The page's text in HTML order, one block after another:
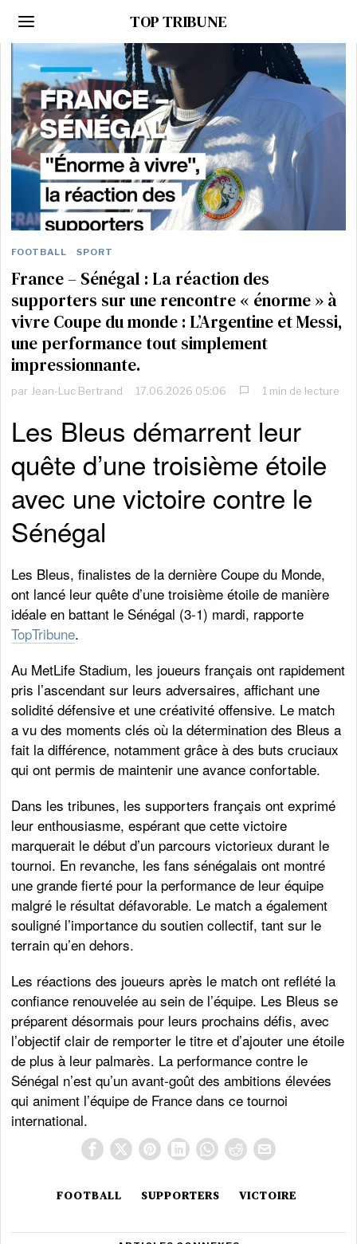
TOP TRIBUNE
FOOTBALL · SPORT
France – Sénégal : La réaction des
supporters sur une rencontre « énorme » à
vivre Coupe du monde : L’Argentine et Messi,
une performance tout simplement
impressionnante.
par Jean-Luc Bertrand 17.06.2026 05:06 1 min de lecture
Les Bleus démarrent leur
quête d’une troisième étoile
avec une victoire contre le
Sénégal
Les Bleus, finalistes de la dernière Coupe du Monde,
ont lancé leur quête d’une troisième étoile de manière
idéale en battant le Sénégal (3-1) mardi, rapporte
TopTribune.
Au MetLife Stadium, les joueurs français ont rapidement
pris l’ascendant sur leurs adversaires, affichant une
solidité défensive et une créativité offensive. Le match
a vu des moments clés où la détermination des Bleus a
fait la différence, notamment grâce à des buts cruciaux
qui ont permis de maintenir une avance confortable.
Dans les tribunes, les supporters français ont exprimé
leur enthousiasme, espérant que cette victoire
marquerait le début d’un parcours victorieux durant le
tournoi. En revanche, les fans sénégalais ont montré
une grande fierté pour la performance de leur équipe
malgré le résultat défavorable. Le match a également
souligné l’importance du soutien collectif, tant sur le
terrain qu’en dehors.
Les réactions des joueurs après le match ont reflété la
confiance renouvelée au sein de l’équipe. Les Bleus se
préparent désormais pour leurs prochains défis, avec
l’objectif clair de remporter le titre et d’ajouter une étoile
de plus à leur palmarès. La performance contre le
Sénégal n’est qu’un avant-goût des ambitions élevées
qui animent l’équipe de France dans ce tournoi
international.
FOOTBALL SUPPORTERS VICTOIRE